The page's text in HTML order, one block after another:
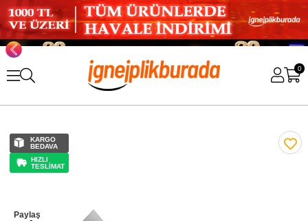
0
KARGO
BEDAVA
HIZLI
TESLİMAT
Paylaş